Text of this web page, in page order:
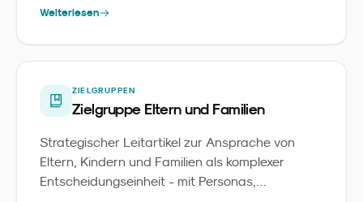
Weiterlesen
ZIELGRUPPEN
Zielgruppe Eltern und Familien
Strategischer Leitartikel zur Ansprache von
Eltern, Kindern und Familien als komplexer
Entscheidungseinheit - mit Personas,